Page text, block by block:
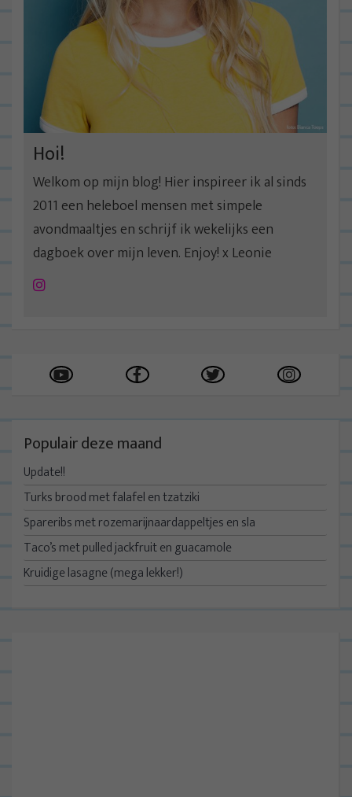
Hoi!
Welkom op mijn blog! Hier inspireer ik al sinds
2011 een heleboel mensen met simpele
avondmaaltjes en schrijf ik wekelijks een
dagboek over mijn leven. Enjoy! x Leonie
Instagram
Populair deze maand
Update!!
Turks brood met falafel en tzatziki
Spareribs met rozemarijnaardappeltjes en sla
Taco’s met pulled jackfruit en guacamole
Kruidige lasagne (mega lekker!)